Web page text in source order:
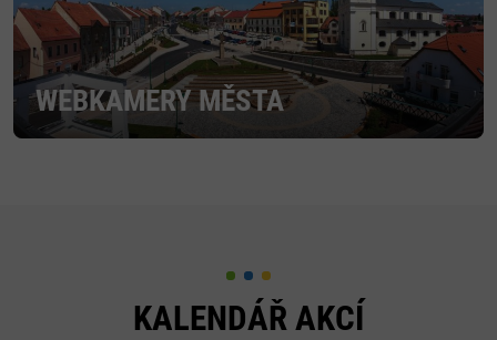
WEBKAMERY MĚSTA
KALENDÁŘ AKCÍ